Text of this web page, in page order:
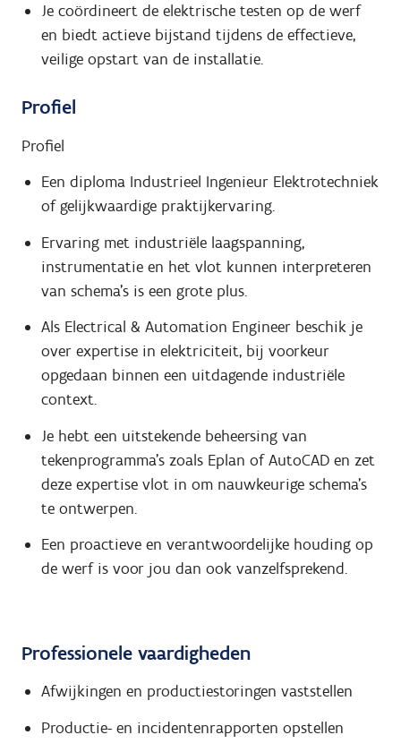
Je coördineert de elektrische testen op de werf
en biedt actieve bijstand tijdens de effectieve,
veilige opstart van de installatie.
Profiel
Profiel
Een diploma Industrieel Ingenieur Elektrotechniek
of gelijkwaardige praktijkervaring.
Ervaring met industriële laagspanning,
instrumentatie en het vlot kunnen interpreteren
van schema's is een grote plus.
Als Electrical & Automation Engineer beschik je
over expertise in elektriciteit, bij voorkeur
opgedaan binnen een uitdagende industriële
context.
Je hebt een uitstekende beheersing van
tekenprogramma's zoals Eplan of AutoCAD en zet
deze expertise vlot in om nauwkeurige schema's
te ontwerpen.
Een proactieve en verantwoordelijke houding op
de werf is voor jou dan ook vanzelfsprekend.
Professionele vaardigheden
Afwijkingen en productiestoringen vaststellen
Productie- en incidentenrapporten opstellen